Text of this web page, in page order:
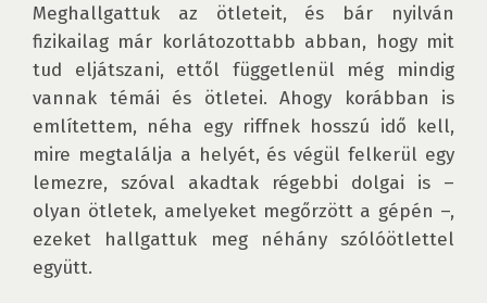
Meghallgattuk az ötleteit, és bár nyilván
fizikailag már korlátozottabb abban, hogy mit
tud eljátszani, ettől függetlenül még mindig
vannak témái és ötletei. Ahogy korábban is
említettem, néha egy riffnek hosszú idő kell,
mire megtalálja a helyét, és végül felkerül egy
lemezre, szóval akadtak régebbi dolgai is –
olyan ötletek, amelyeket megőrzött a gépén –,
ezeket hallgattuk meg néhány szólóötlettel
együtt.